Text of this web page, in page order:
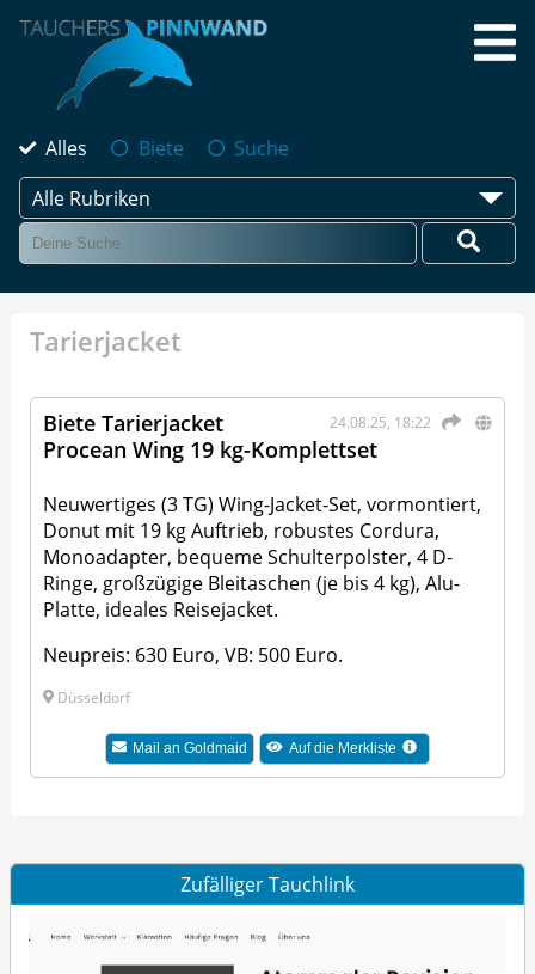
Alles Biete
Suche
Alle Rubriken
Tarierjacket
24.08.25, 18:22
Biete Tarierjacket
Procean Wing 19 kg-Komplettset
Neuwertiges (3 TG) Wing-Jacket-Set, vormontiert,
Donut mit 19 kg Auftrieb, robustes Cordura,
Monoadapter, bequeme Schulterpolster, 4 D-
Ringe, großzügige Bleitaschen (je bis 4 kg), Alu-
Platte, ideales Reisejacket.
Neupreis: 630 Euro, VB: 500 Euro.
Düsseldorf
Mail an Goldmaid Auf die Merkliste
Zufälliger Tauchlink